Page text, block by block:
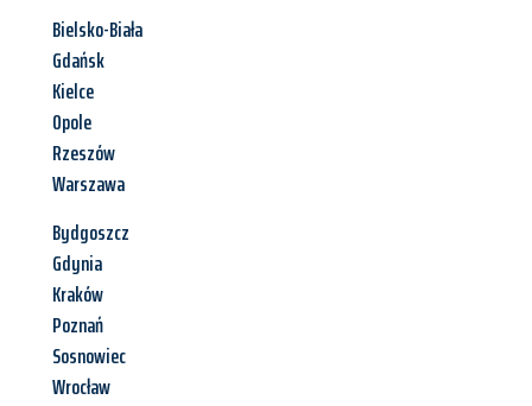
Bielsko-Biała
Gdańsk
Kielce
Opole
Rzeszów
Warszawa
Bydgoszcz
Gdynia
Kraków
Poznań
Sosnowiec
Wrocław